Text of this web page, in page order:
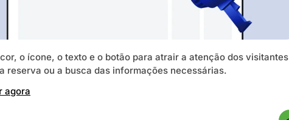
o ícone, o texto e o botão para atrair a atenção dos visitantes
reserva ou a busca das informações necessárias.
agora